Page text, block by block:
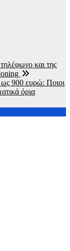
και της
ως 900 ευρώ: Ποιοι
όρια